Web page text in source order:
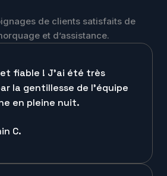
de clients satisfaits de
et d’assistance.
fiable ! J’ai été très
la gentillesse de l’équipe
en pleine nuit.
C.